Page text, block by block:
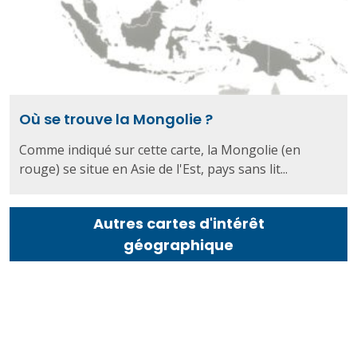
Où se trouve la Mongolie ?
Comme indiqué sur cette carte, la Mongolie (en
rouge) se situe en Asie de l'Est, pays sans lit...
Autres cartes d'intérêt
géographique